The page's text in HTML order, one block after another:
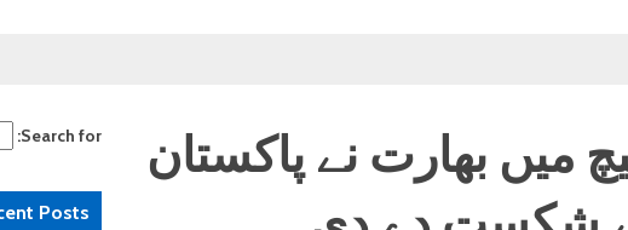
میں بھارت نے پاکستان
Search for:
Posts